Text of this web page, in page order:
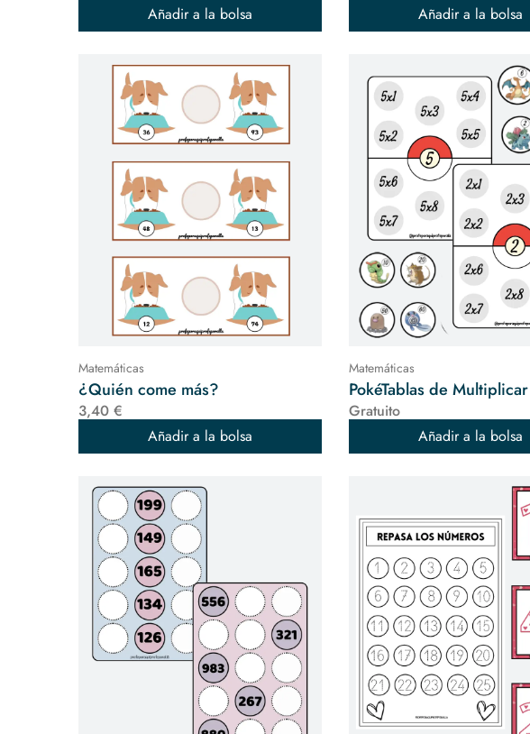
Añadir a la bolsa
Añadir a la bolsa
Matemáticas
¿Quién come más?
3,40 €
Añadir a la bolsa
Matemáticas
PokéTablas de Multiplicar
Gratuito
Añadir a la bolsa